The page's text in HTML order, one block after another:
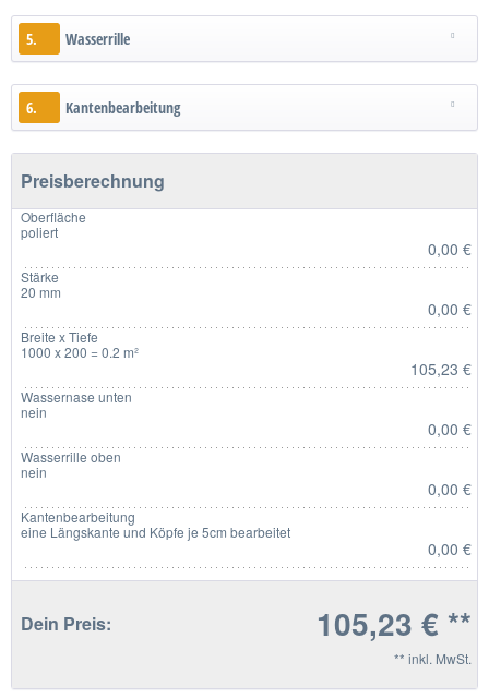
5. Wasserrille
6. Kantenbearbeitung
Preisberechnung
Oberfläche
poliert
0,00 €
Stärke
20 mm
0,00 €
Breite x Tiefe
1000 x 200 = 0.2 m²
105,23 €
Wassernase unten
nein
0,00 €
Wasserrille oben
nein
0,00 €
Kantenbearbeitung
eine Längskante und Köpfe je 5cm bearbeitet
0,00 €
Dein Preis: 105,23 € **
** inkl. MwSt.